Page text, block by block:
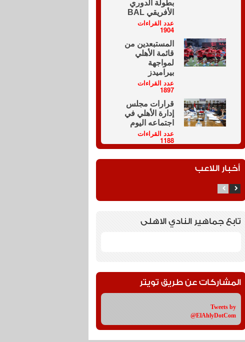
بطولة الدوري
الأفريقي BAL
عدد القراءات
1904
المستبعدين من
قائمة الأهلي
لمواجهة
بيراميدز
عدد القراءات
1897
قرارات مجلس
إدارة الأهلي في
اجتماعه اليوم
عدد القراءات
1188
أخبار اللاعب
تابع جماهير النادي الاهلى
المشاركات عن طريق تويتر
Tweets by
@ElAhlyDotCom